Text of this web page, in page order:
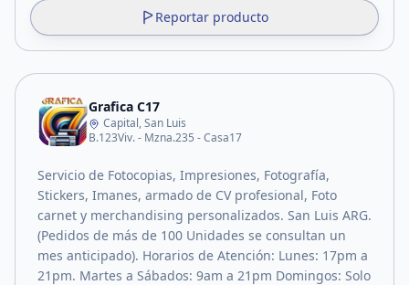
Reportar producto
Grafica C17
Capital, San Luis
B.123Viv. - Mzna.235 - Casa17
Servicio de Fotocopias, Impresiones, Fotografía,
Stickers, Imanes, armado de CV profesional, Foto
carnet y merchandising personalizados. San Luis ARG.
(Pedidos de más de 100 Unidades se consultan un
mes anticipado). Horarios de Atención: Lunes: 17pm a
21pm. Martes a Sábados: 9am a 21pm Domingos: Solo